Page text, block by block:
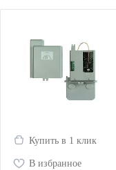
Купить в 1 клик
В избранное